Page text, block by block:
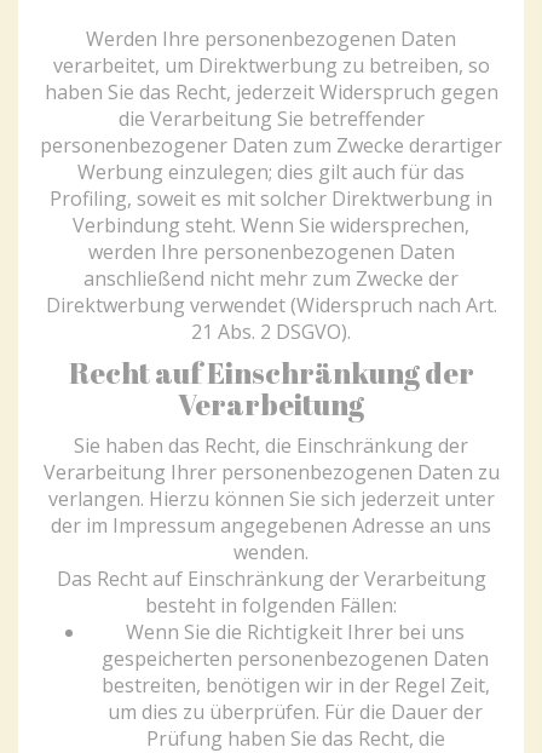
Werden Ihre personenbezogenen Daten
verarbeitet, um Direktwerbung zu betreiben, so
haben Sie das Recht, jederzeit Widerspruch gegen
die Verarbeitung Sie betreffender
personenbezogener Daten zum Zwecke derartiger
Werbung einzulegen; dies gilt auch für das
Profiling, soweit es mit solcher Direktwerbung in
Verbindung steht. Wenn Sie widersprechen,
werden Ihre personenbezogenen Daten
anschließend nicht mehr zum Zwecke der
Direktwerbung verwendet (Widerspruch nach Art.
21 Abs. 2 DSGVO).
Recht auf Einschränkung der
Verarbeitung
Sie haben das Recht, die Einschränkung der
Verarbeitung Ihrer personenbezogenen Daten zu
verlangen. Hierzu können Sie sich jederzeit unter
der im Impressum angegebenen Adresse an uns
wenden.
Das Recht auf Einschränkung der Verarbeitung
besteht in folgenden Fällen:
Wenn Sie die Richtigkeit Ihrer bei uns
gespeicherten personenbezogenen Daten
bestreiten, benötigen wir in der Regel Zeit,
um dies zu überprüfen. Für die Dauer der
Prüfung haben Sie das Recht, die